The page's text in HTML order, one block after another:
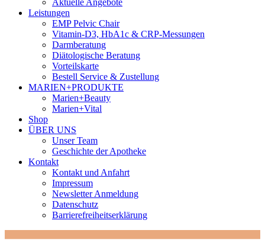
Aktuelle Angebote
Leistungen
EMP Pelvic Chair
Vitamin-D3, HbA1c & CRP-Messungen
Darmberatung
Diätologische Beratung
Vorteilskarte
Bestell Service & Zustellung
MARIEN+PRODUKTE
Marien+Beauty
Marien+Vital
Shop
ÜBER UNS
Unser Team
Geschichte der Apotheke
Kontakt
Kontakt und Anfahrt
Impressum
Newsletter Anmeldung
Datenschutz
Barrierefreiheitserklärung